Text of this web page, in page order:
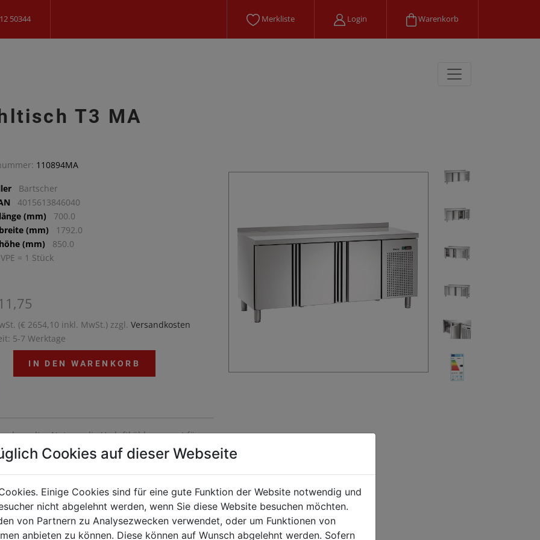
50344 Merkliste Login Warenkorb
T3 MA
110894MA
Bartscher
4015613846040
(mm)
700.0
(mm)
1792.0
(mm)
850.0
= 1 Stück
(€ 2654,10 inkl. MwSt.) zzgl. Versandkosten
5-7 Werktage
IN DEN WARENKORB
– doppelter Nutzen: die Umluftkühlung sorgt für
und gleichmäßige Kühltemperatur im
des 3-türigen Kühltisches. Mit der
und robusten Edelstahloberfläche lässt sich
perfekt in jede Küche integrieren und zusätzlich
nutzen.
Cookies auf dieser Webseite
Einige Cookies sind für eine gute Funktion der Website notwendig und
nicht abgelehnt werden, wenn Sie diese Website besuchen möchten.
von Partnern zu Analysezwecken verwendet, oder um Funktionen von
anbieten zu können. Diese können auf Wunsch abgelehnt werden. Sofern